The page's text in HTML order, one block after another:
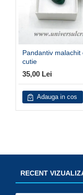
Pandantiv malachit
cutie
35,00 Lei
Adauga in cos
RECENT